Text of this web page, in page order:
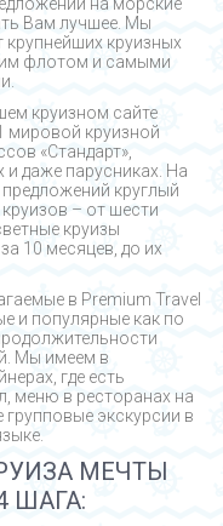
на морские
Вам лучшее. Мы
круизных
флотом и самыми
круизном сайте
мировой круизной
«Стандарт»,
и даже парусниках. На
круглый
– от шести
круизы
10 месяцев, до их
в Premium Travel
и популярные как по
Мы имеем в
где есть
меню в ресторанах на
экскурсии в
МЕЧТЫ
ШАГА: